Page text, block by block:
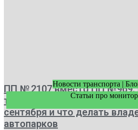
Новости транспорта |
Статьи про
ПП № 2107 вместо ПП №969:
требования к
сентября и что делать
автопарков